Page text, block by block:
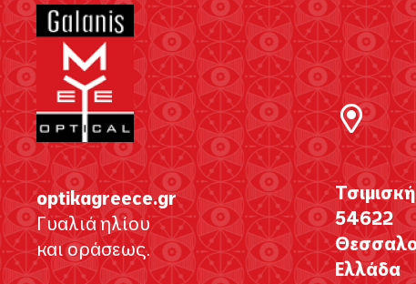
optikagreece.gr
Γυαλιά ηλίου
και οράσεως.
54622
Ελλάδα